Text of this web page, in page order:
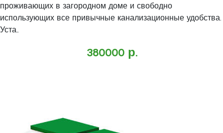
проживающих в загородном доме и свободно
использующих все привычные канализационные удобства.
Уста..
380000 р.